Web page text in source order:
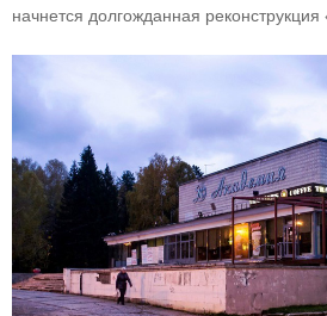
начнется долгожданная реконструкция